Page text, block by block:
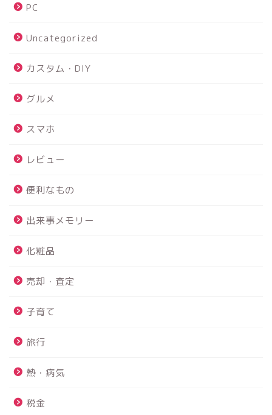
PC
Uncategorized
カスタム・DIY
グルメ
スマホ
レビュー
便利なもの
出来事メモリー
化粧品
売却・査定
子育て
旅行
熱・病気
税金